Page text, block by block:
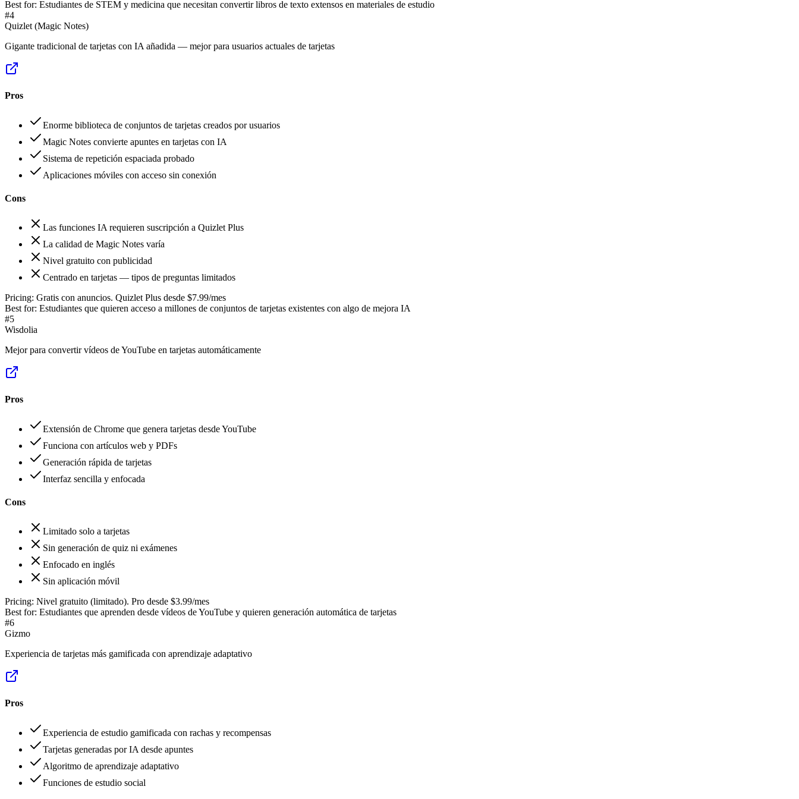
Best for: Estudiantes de STEM y medicina que necesitan convertir libros de texto extensos en materiales de estudio
#4
Quizlet (Magic Notes)
Gigante tradicional de tarjetas con IA añadida — mejor para usuarios actuales de tarjetas
Pros
Enorme biblioteca de conjuntos de tarjetas creados por usuarios
Magic Notes convierte apuntes en tarjetas con IA
Sistema de repetición espaciada probado
Aplicaciones móviles con acceso sin conexión
Cons
Las funciones IA requieren suscripción a Quizlet Plus
La calidad de Magic Notes varía
Nivel gratuito con publicidad
Centrado en tarjetas — tipos de preguntas limitados
Pricing: Gratis con anuncios. Quizlet Plus desde $7.99/mes
Best for: Estudiantes que quieren acceso a millones de conjuntos de tarjetas existentes con algo de mejora IA
#5
Wisdolia
Mejor para convertir vídeos de YouTube en tarjetas automáticamente
Pros
Extensión de Chrome que genera tarjetas desde YouTube
Funciona con artículos web y PDFs
Generación rápida de tarjetas
Interfaz sencilla y enfocada
Cons
Limitado solo a tarjetas
Sin generación de quiz ni exámenes
Enfocado en inglés
Sin aplicación móvil
Pricing: Nivel gratuito (limitado). Pro desde $3.99/mes
Best for: Estudiantes que aprenden desde vídeos de YouTube y quieren generación automática de tarjetas
#6
Gizmo
Experiencia de tarjetas más gamificada con aprendizaje adaptativo
Pros
Experiencia de estudio gamificada con rachas y recompensas
Tarjetas generadas por IA desde apuntes
Algoritmo de aprendizaje adaptativo
Funciones de estudio social